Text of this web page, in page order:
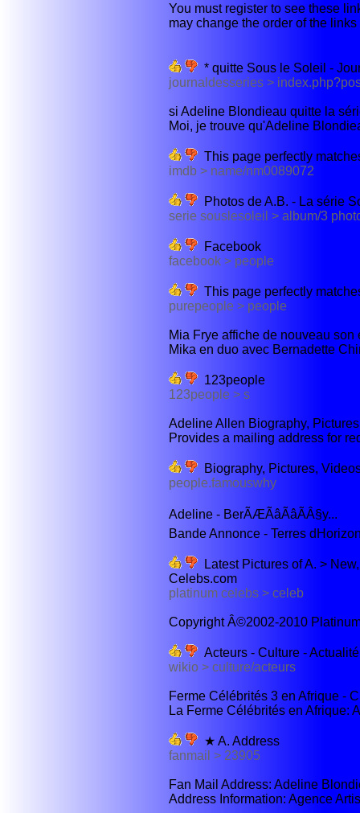
You must register to see these
may change the order of the
* quitte Sous le Soleil -
journaldesseries >
si Adeline Blondieau quitte la
Moi, je trouve qu'Adeline
This page perfectly
imdb > name/nm0089072
Photos de A.B. - La série
serie souslesoleil > album/3
Facebook
facebook > people
This page perfectly
purepeople > people
Mia Frye affiche de nouveau
Mika en duo avec Bernadette
123people
123people > s
Adeline Allen Biography,
Provides a mailing address for
Biography, Pictures,
people.famouswhy
Adeline - BerÃÆÃâÃâÃÂ§y...
Bande Annonce - Terres
Latest Pictures of A. >
Celebs.com
platinum celebs > celeb
Copyright Â©2002-2010
Acteurs - Culture - Actualité
wikio > culture/acteurs
Ferme Célébrités 3 en Afrique -
La Ferme Célébrités en Afrique:
★ A. Address
fanmail > 23905
Fan Mail Address: Adeline
Address Information: Agence